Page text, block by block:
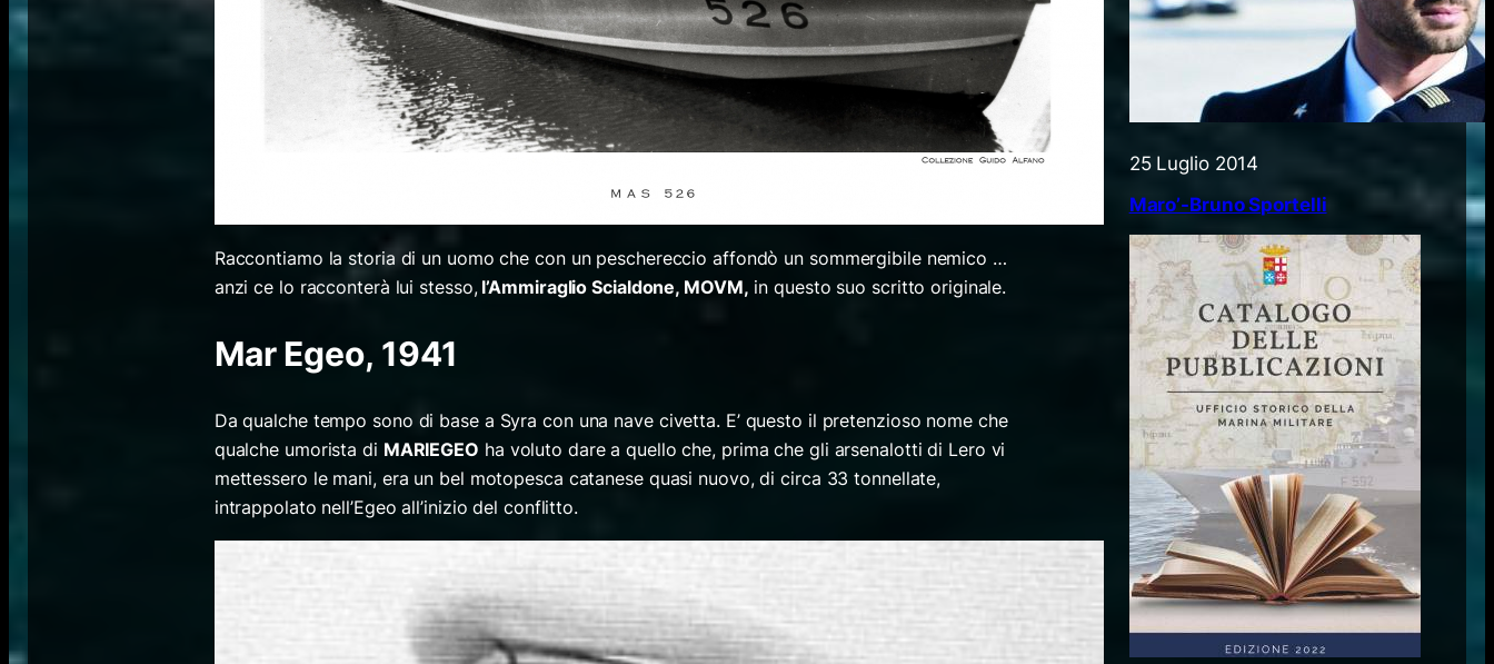
Raccontiamo la storia di un uomo che con un peschereccio affondò un sommergibile nemico …
anzi ce lo racconterà lui stesso,l’Ammiraglio Scialdone, MOVM, in questo suo scritto originale.
Mar Egeo, 1941
Da qualche tempo sono di base a Syra con una nave civetta. E’ questo il pretenzioso nome che
qualche umorista di MARIEGEO ha voluto dare a quello che, prima che gli arsenalotti di Lero vi
mettessero le mani, era un bel motopesca catanese quasi nuovo, di circa 33 tonnellate,
intrappolato nell’Egeo all’inizio del conflitto.
25 Luglio 2014
Maro’-Bruno Sportelli